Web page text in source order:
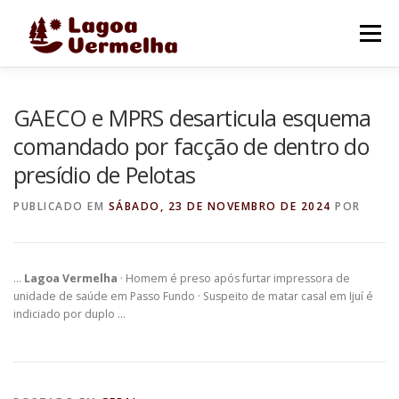
Menu
FALE CONOSCO
GAECO e MPRS desarticula esquema
comandado por facção de dentro do
presídio de Pelotas
PUBLICADO EM SÁBADO, 23 DE NOVEMBRO DE 2024 POR
… Lagoa Vermelha · Homem é preso após furtar impressora de
unidade de saúde em Passo Fundo · Suspeito de matar casal em Ijuí é
indiciado por duplo …